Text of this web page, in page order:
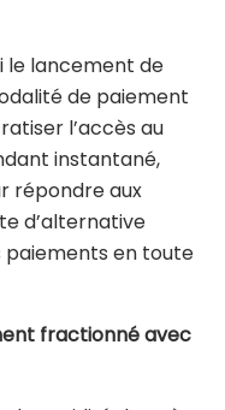
le lancement de
de paiement
l’accès au
instantané,
répondre aux
d’alternative
en toute
fractionné avec